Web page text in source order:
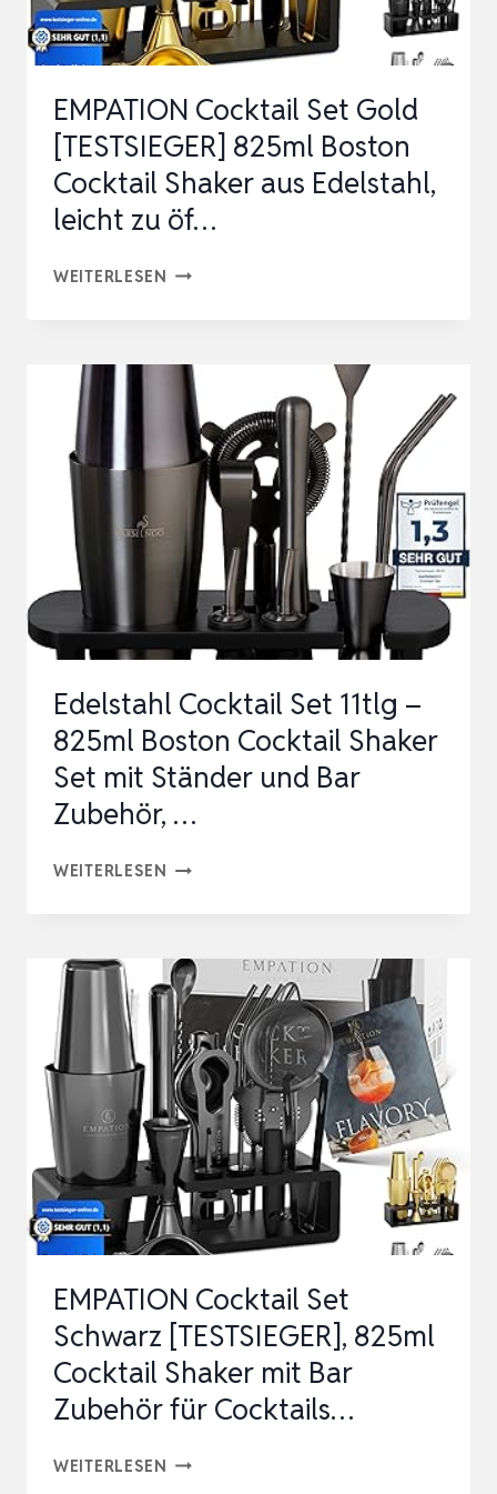
ZUBEHÖR
FÜR
EMPATION Cocktail Set Gold
[TESTSIEGER] 825ml Boston
Cocktail Shaker aus Edelstahl,
leicht zu öf…
WEITERLESEN EMPATION
GOLD
[TESTSIEGER]
825ML
BOSTON
COCKTAIL
SHAKER
AUS
EDELSTAHL,
LEICHT
ÖF…
Edelstahl Cocktail Set 11tlg –
825ml Boston Cocktail Shaker
Set mit Ständer und Bar
Zubehör, …
WEITERLESEN EDELSTAHL
11TLG
–
825ML
BOSTON
COCKTAIL
SHAKER
SET
MIT
STÄNDER
BAR
ZUBEHÖR,
…
EMPATION Cocktail Set
Schwarz [TESTSIEGER], 825ml
Cocktail Shaker mit Bar
Zubehör für Cocktails…
WEITERLESEN EMPATION